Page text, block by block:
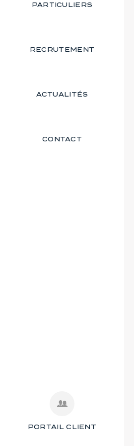
PARTICULIERS
RECRUTEMENT
ACTUALITÉS
CONTACT
PORTAIL CLIENT